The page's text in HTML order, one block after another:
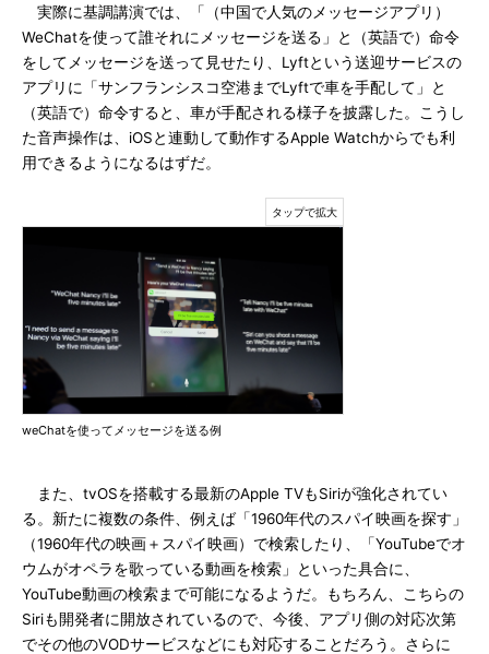
実際に基調講演では、「（中国で人気のメッセージアプリ）
WeChatを使って誰それにメッセージを送る」と（英語で）命令
をしてメッセージを送って見せたり、Lyftという送迎サービスの
アプリに「サンフランシスコ空港までLyftで車を手配して」と
（英語で）命令すると、車が手配される様子を披露した。こうし
た音声操作は、iOSと連動して動作するApple Watchからでも利
用できるようになるはずだ。
weChatを使ってメッセージを送る例
また、tvOSを搭載する最新のApple TVもSiriが強化されてい
る。新たに複数の条件、例えば「1960年代のスパイ映画を探す」
（1960年代の映画＋スパイ映画）で検索したり、「YouTubeでオ
ウムがオペラを歌っている動画を検索」といった具合に、
YouTube動画の検索まで可能になるようだ。もちろん、こちらの
Siriも開発者に開放されているので、今後、アプリ側の対応次第
でその他のVODサービスなどにも対応することだろう。さらに